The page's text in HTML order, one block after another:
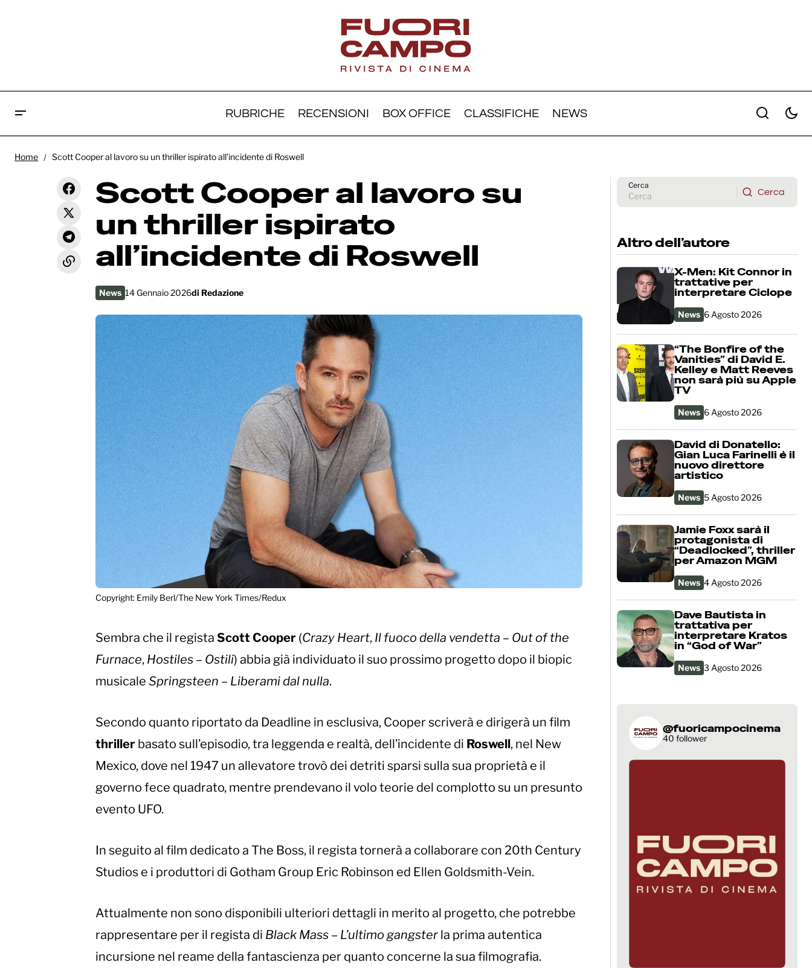
RUBRICHE RECENSIONI BOX OFFICE CLASSIFICHE NEWS
Scott Cooper al lavoro su un
Roswell
Home Scott Cooper al lavoro su un thriller ispirato all’incidente di Roswell
Scott Cooper al lavoro su
un thriller ispirato
all’incidente di Roswell
News 14 Gennaio 2026di Redazione
Copyright: Emily Berl/The New York Times/Redux
Sembra che il regista Scott Cooper (Crazy Heart, Il fuoco della vendetta – Out of the
Furnace, Hostiles – Ostili) abbia già individuato il suo prossimo progetto dopo il biopic
musicale Springsteen – Liberami dal nulla.
Secondo quanto riportato da Deadline in esclusiva, Cooper scriverà e dirigerà un film
thriller basato sull’episodio, tra leggenda e realtà, dell’incidente di Roswell, nel New
Mexico, dove nel 1947 un allevatore trovò dei detriti sparsi sulla sua proprietà e il
governo fece quadrato, mentre prendevano il volo teorie del complotto su un presunto
evento UFO.
In seguito al film dedicato a The Boss, il regista tornerà a collaborare con 20th Century
Studios e i produttori di Gotham Group Eric Robinson ed Ellen Goldsmith-Vein.
Attualmente non sono disponibili ulteriori dettagli in merito al progetto, che potrebbe
rappresentare per il regista di Black Mass – L’ultimo gangster la prima autentica
incursione nel reame della fantascienza per quanto concerne la sua filmografia.
Cerca
Cerca
Altro dell’autore
X-Men: Kit Connor in
trattative per
interpretare Ciclope
News 6 Agosto 2026
“The Bonfire of the
Vanities” di David E.
Kelley e Matt Reeves
non sarà più su Apple
TV
News 6 Agosto 2026
David di Donatello:
Gian Luca Farinelli è il
nuovo direttore
artistico
News 5 Agosto 2026
Jamie Foxx sarà il
protagonista di
“Deadlocked”, thriller
per Amazon MGM
News 4 Agosto 2026
Dave Bautista in
trattativa per
interpretare Kratos
in “God of War”
News 3 Agosto 2026
@fuoricampocinema
40 follower